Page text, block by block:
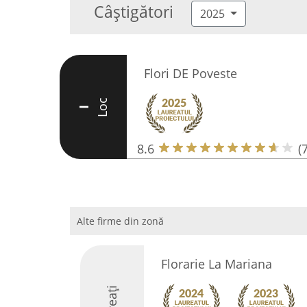
Câștigători 2025
I Loc
Flori DE Poveste
8.6
Alte firme din zonă
Florarie La Mariana